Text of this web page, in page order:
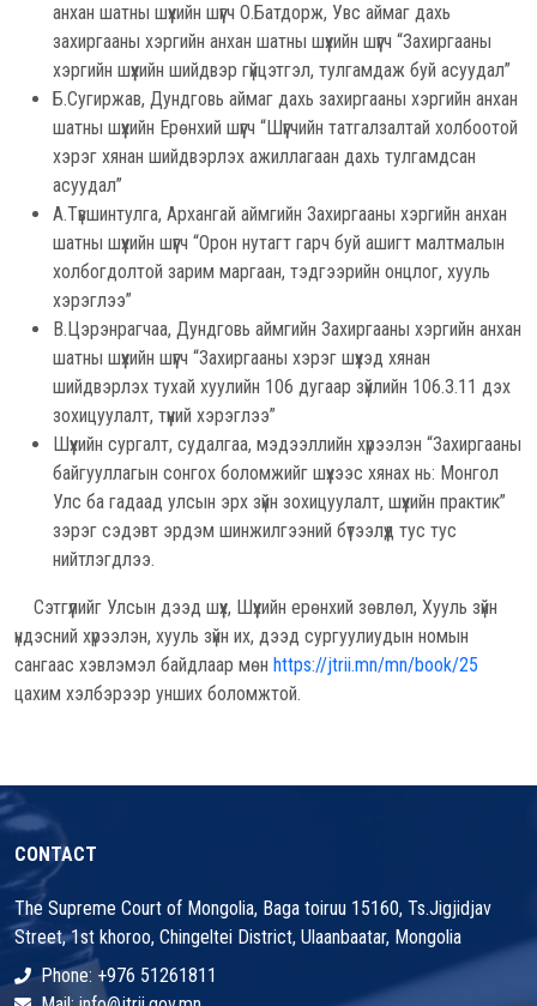
анхан шатны шүүхийн шүүгч О.Батдорж, Увс аймаг дахь
захиргааны хэргийн анхан шатны шүүхийн шүүгч “Захиргааны
хэргийн шүүхийн шийдвэр гүйцэтгэл, тулгамдаж буй асуудал”
Б.Сугиржав, Дундговь аймаг дахь захиргааны хэргийн анхан
шатны шүүхийн Ерөнхий шүүгч “Шүүгчийн татгалзалтай холбоотой
хэрэг хянан шийдвэрлэх ажиллагаан дахь тулгамдсан
асуудал”
А.Түвшинтулга, Архангай аймгийн Захиргааны хэргийн анхан
шатны шүүхийн шүүгч “Орон нутагт гарч буй ашигт малтмалын
холбогдолтой зарим маргаан, тэдгээрийн онцлог, хууль
хэрэглээ”
В.Цэрэнрагчаа, Дундговь аймгийн Захиргааны хэргийн анхан
шатны шүүхийн шүүгч “Захиргааны хэрэг шүүхэд хянан
шийдвэрлэх тухай хуулийн 106 дугаар зүйлийн 106.3.11 дэх
зохицуулалт, түүний хэрэглээ”
Шүүхийн сургалт, судалгаа, мэдээллийн хүрээлэн “Захиргааны
байгууллагын сонгох боломжийг шүүхээс хянах нь: Монгол
Улс ба гадаад улсын эрх зүйн зохицуулалт, шүүхийн практик”
зэрэг сэдэвт эрдэм шинжилгээний бүтээлүүд тус тус
нийтлэгдлээ.
Сэтгүүлийг Улсын дээд шүүх, Шүүхийн ерөнхий зөвлөл, Хууль зүйн
үндэсний хүрээлэн, хууль зүйн их, дээд сургуулиудын номын
сангаас хэвлэмэл байдлаар мөн https://jtrii.mn/mn/book/25
цахим хэлбэрээр унших боломжтой.
CONTACT
The Supreme Court of Mongolia, Baga toiruu 15160, Ts.Jigjidjav
Street, 1st khoroo, Chingeltei District, Ulaanbaatar, Mongolia
Phone: +976 51261811